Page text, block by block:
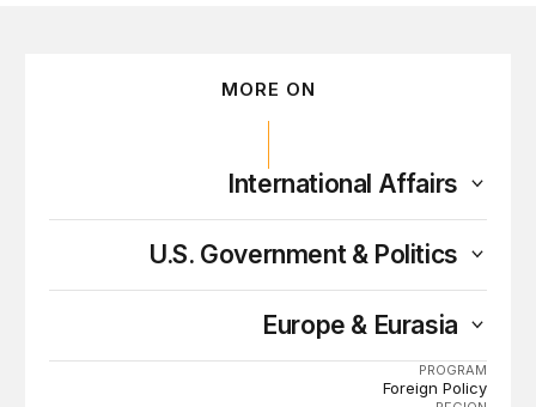
MORE ON
International Affairs
U.S. Government & Politics
Europe & Eurasia
PROGRAM
Foreign Policy